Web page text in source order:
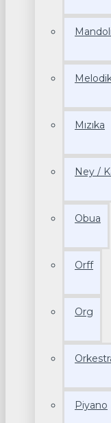
Mızıka
Ney /
Obua
Orff
Org
Piyano